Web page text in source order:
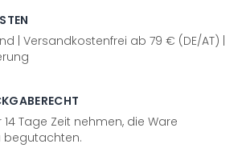
| Versandkostenfrei ab 79 € (DE/AT) |
Tage Zeit nehmen, die Ware
begutachten.